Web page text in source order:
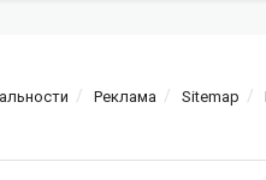
Реклама Sitemap